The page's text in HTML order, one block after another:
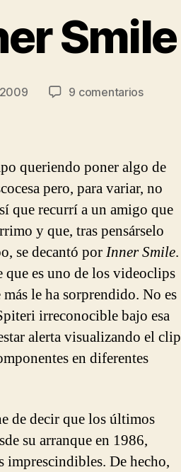
Smile
9 comentariosen
Smile
queriendo poner algo de
pero, para variar, no
que recurrí a un amigo que
y que, tras pensárselo
se decantó porInner Smile.
que es uno de los videoclips
más le ha sorprendido. No es
irreconocible bajo esa
alerta visualizando el clip
en diferentes
de decir que los últimos
su arranque en 1986,
imprescindibles. De hecho,